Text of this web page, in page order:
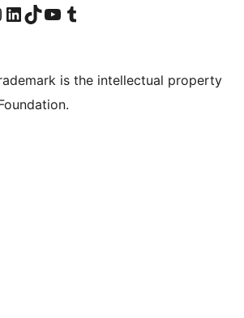
जानुहोस्खातामा जानुहोस्
हाम्रो लिङ्क्डइन खातामा जानुहोस्
हाम्रो TikTok खाता भ्रमण गर्नुहोस्
हाम्रो युट्युब च्यानलमा जानुहोस्
हाम्रो टम्बलर खाता भ्रमण गर्नुहोस्
is the intellectual property